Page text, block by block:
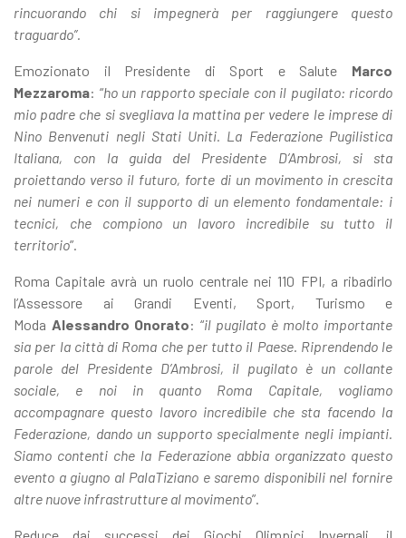
rincuorando chi si impegnerà per raggiungere questo
traguardo”.
Emozionato il Presidente di Sport e Salute Marco
Mezzaroma: “ho un rapporto speciale con il pugilato: ricordo
mio padre che si svegliava la mattina per vedere le imprese di
Nino Benvenuti negli Stati Uniti. La Federazione Pugilistica
Italiana, con la guida del Presidente D’Ambrosi, si sta
proiettando verso il futuro, forte di un movimento in crescita
nei numeri e con il supporto di un elemento fondamentale: i
tecnici, che compiono un lavoro incredibile su tutto il
territorio”.
Roma Capitale avrà un ruolo centrale nei 110 FPI, a ribadirlo
l’Assessore ai Grandi Eventi, Sport, Turismo e
Moda Alessandro Onorato: “il pugilato è molto importante
sia per la città di Roma che per tutto il Paese. Riprendendo le
parole del Presidente D’Ambrosi, il pugilato è un collante
sociale, e noi in quanto Roma Capitale, vogliamo
accompagnare questo lavoro incredibile che sta facendo la
Federazione, dando un supporto specialmente negli impianti.
Siamo contenti che la Federazione abbia organizzato questo
evento a giugno al PalaTiziano e saremo disponibili nel fornire
altre nuove infrastrutture al movimento”.
Reduce dai successi dei Giochi Olimpici Invernali, il